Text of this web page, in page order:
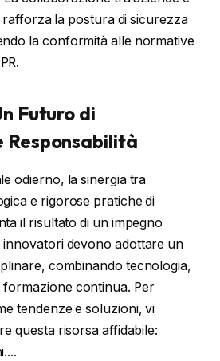
la postura di sicurezza
la conformità alle normative
Futuro di
Responsabilità
odierno, la sinergia tra
e rigorose pratiche di
il risultato di un impegno
devono adottare un
combinando tecnologia,
continua. Per
tendenze e soluzioni, vi
questa risorsa affidabile: